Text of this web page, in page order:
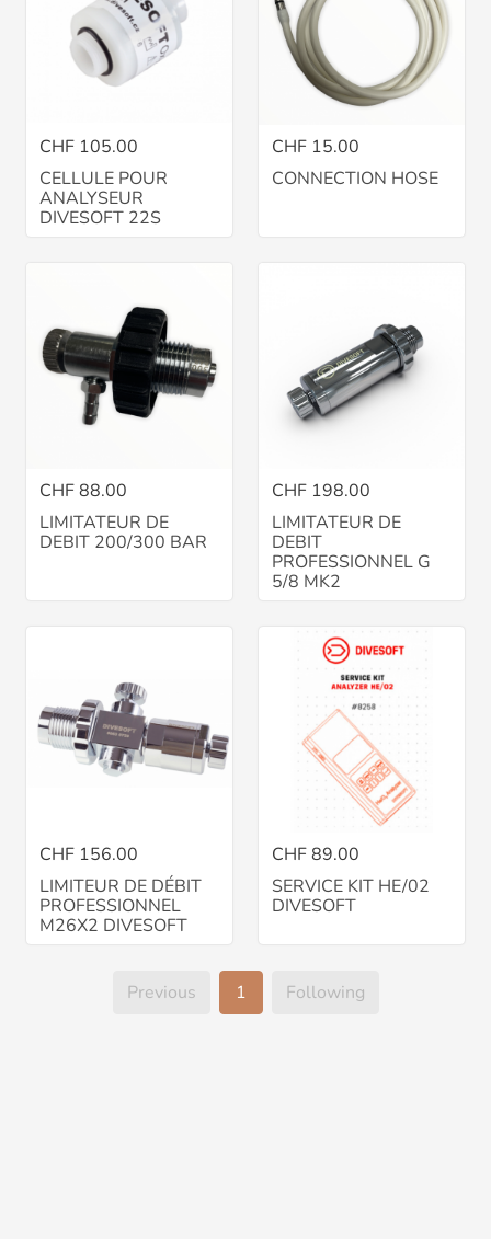
CHF 105.00
CELLULE POUR
ANALYSEUR
DIVESOFT 22S
CHF 15.00
CONNECTION HOSE
CHF 88.00
LIMITATEUR DE
DEBIT 200/300 BAR
CHF 198.00
LIMITATEUR DE
DEBIT
PROFESSIONNEL G
5/8 MK2
CHF 156.00
LIMITEUR DE DÉBIT
PROFESSIONNEL
M26X2 DIVESOFT
CHF 89.00
SERVICE KIT HE/02
DIVESOFT
Previous 1 Following